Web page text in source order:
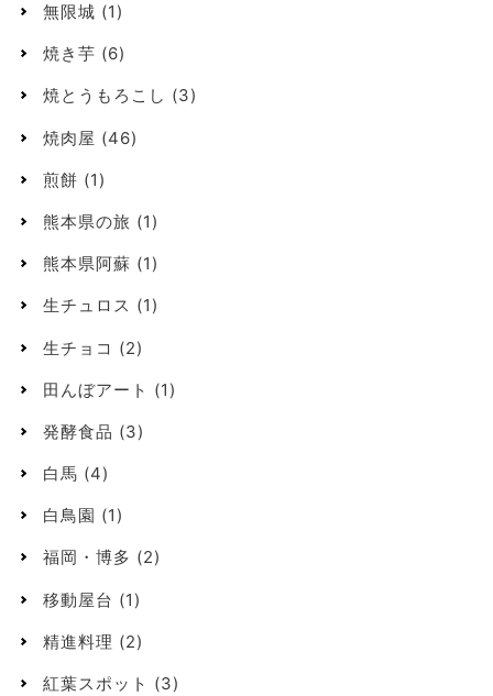
無限城 (1)
焼き芋 (6)
焼とうもろこし (3)
焼肉屋 (46)
煎餅 (1)
熊本県の旅 (1)
熊本県阿蘇 (1)
生チュロス (1)
生チョコ (2)
田んぼアート (1)
発酵食品 (3)
白馬 (4)
白鳥園 (1)
福岡・博多 (2)
移動屋台 (1)
精進料理 (2)
紅葉スポット (3)